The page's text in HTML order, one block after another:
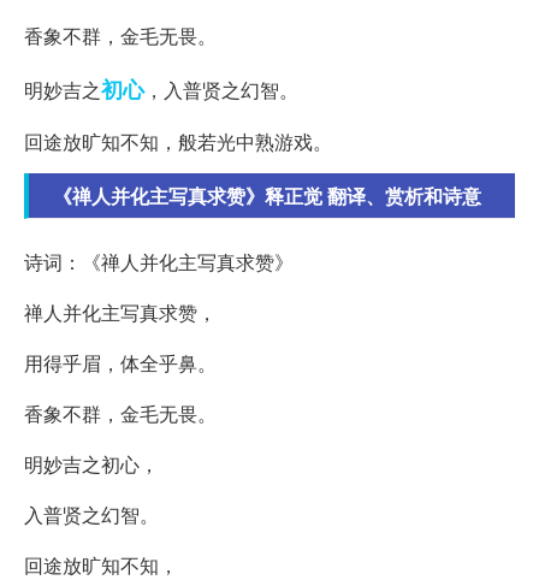
香象不群，金毛无畏。
明妙吉之初心，入普贤之幻智。
回途放旷知不知，般若光中熟游戏。
《禅人并化主写真求赞》释正觉 翻译、赏析和诗意
诗词：《禅人并化主写真求赞》
禅人并化主写真求赞，
用得乎眉，体全乎鼻。
香象不群，金毛无畏。
明妙吉之初心，
入普贤之幻智。
回途放旷知不知，